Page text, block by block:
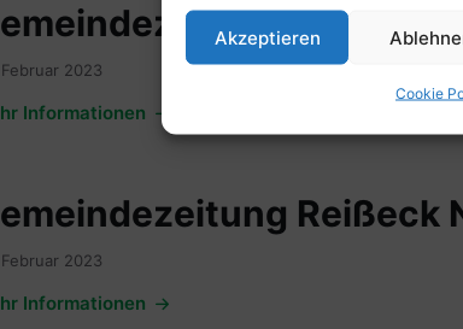
Akzeptieren
Cookie
Reißeck
2023
Informationen
Reißeck
2023
Informationen